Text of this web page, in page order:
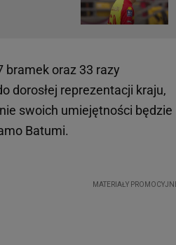
bramek oraz 33 razy
dorosłej reprezentacji kraju,
swoich umiejętności będzie
Batumi.